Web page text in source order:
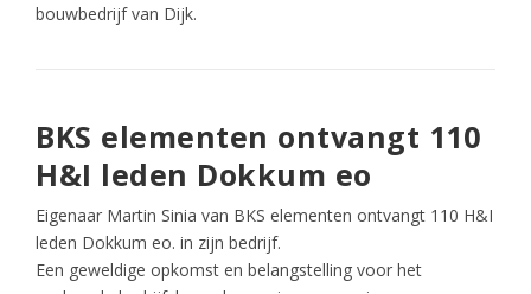
bouwbedrijf van Dijk.
BKS elementen ontvangt 110
H&I leden Dokkum eo
Eigenaar Martin Sinia van BKS elementen ontvangt 110 H&I
leden Dokkum eo. in zijn bedrijf.
Een geweldige opkomst en belangstelling voor het